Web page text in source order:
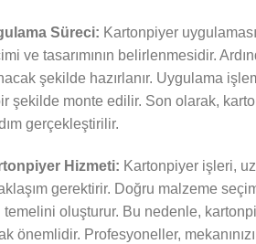
Süreci: Kartonpiyer
ve tasarımının belirlenmesidir.
şekilde hazırlanır. Uygulama
şekilde monte edilir. Son olarak,
gerçekleştirilir.
Hizmeti: Kartonpiyer işleri,
gerektirir. Doğru malzeme
temelini oluşturur. Bu nedenle,
önemlidir. Profesyoneller,